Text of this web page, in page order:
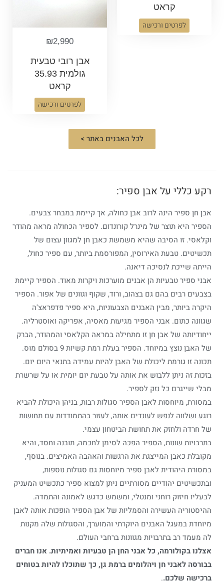
קראט
לפרטים ורכישה
₪2,990
אבן רובי טבעית
גולמית 35.93
קראט
לפרטים ורכישה
לכל האבנים באתר >
רקע כללי על אבן ספיר:
אבן חן ספיר הינה לרוב אבן כחולה, אך קיימת במבחר צבעים.
הספיר היא תוצר של מינרל קורונדום. לספיר הכחולה מראה מהודר
וקלאסי. זו הסיבה שהיא משמשת כאבן חן למגוון עצום של
תכשיטים. טבעת האירוסין, המפורסמת ביותר, עם ספיר כחול,
הייתה שייכת לנסיכה דיאנה.
אבני ספיר טבעיות הן אבנים מוערכות ויקרות מאוד. הספיר קיימת
בצבעים רבים בהם גם בצהוב, ורוד, שקוף וגוונים של אפור. הספיר
היקרה ביותר, מבין האבנים הצבעוניות, היא ספיר פדפראצ'ה
שגוונה כתום. אבני הספיר מגיעות מאסיה, אפריקה ואוסטרליה.
ייחודיותה של אבן חן זו מתחילה במראה הקלאסי והמהודר, הברק
של האבן נוצץ במיוחד. הספיר בעלת רמת קשיות 9 בסולם מוס.
תכונה זו גורמת ליכולת של האבן להיות עמידה בתנאי היום יום.
בזכות זה ניתן ללבוש את אותה על טבעת יום יומית או על שרשרת
מבלי שייגרם כל נזק לספיר.
במסורת, מיוחסות לאבן הספיר סגולות רבות, בניהן היכולת להביא
רוגע ושלווה לנפש לעונדים אותה, לעזור בהתמודדות עם תחושות
של חרדה ולחזק את תחושת הביטחון עצמי.
בתרבויות שונות, הספיר הפכה לסימן לחכמה, תובנה וחסד, והיא
מקובלת כאבן המייצגת את הרגשות והאהבה האמיצים. בנוסף,
במסורת היהודית לאבן ספיר מיוחסות גם סגולות נוספות,
ובתכשיטים יהודיים מסורתיים ניתן למצוא ספיר כתכשיט המעניק
לבעליו חיזוק רוחני ומנטלי, ומשמש כדגש לאמונה והתמדה.
ההיסטוריה העשירה והסמליות של אבן הספיר הופכות אותה לאבן
מיוחדת במעגל האבנים היוקרתי והמוערך, והסגולות שלה מקנות
לה מעמד רב בתרבויות מגוונות ברחבי העולם.
אצלנו בקולורמה, כל אבני החן הן טבעיות ואמיתיות. אנו חברים
בבורסה לאבני חן ויהלומים ברמת גן, כך שתוכלו להיות בטוחים
ברכישה שלכם..